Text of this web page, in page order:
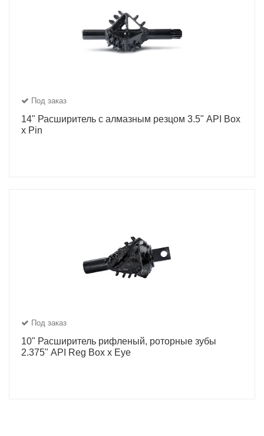
Под заказ
14" Расширитель с алмазным резцом 3.5" API Box
x Pin
Под заказ
10" Расширитель рифленый, роторные зубы
2.375" API Reg Box x Eye